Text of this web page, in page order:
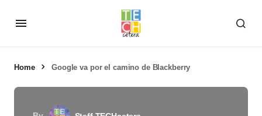
Home Google va por el camino de Blackberry